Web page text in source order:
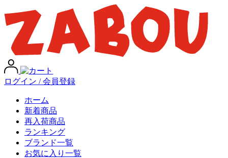
ログイン / 会員登録
ホーム
新着商品
再入荷商品
ランキング
ブランド一覧
お気に入り一覧